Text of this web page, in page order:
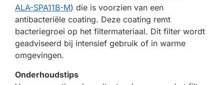
ALA-SPA11B-M) die is voorzien van een
antibacteriële coating. Deze coating remt
bacteriegroei op het filtermateriaal. Dit filter wordt
geadviseerd bij intensief gebruik of in warme
omgevingen.
Onderhoudstips